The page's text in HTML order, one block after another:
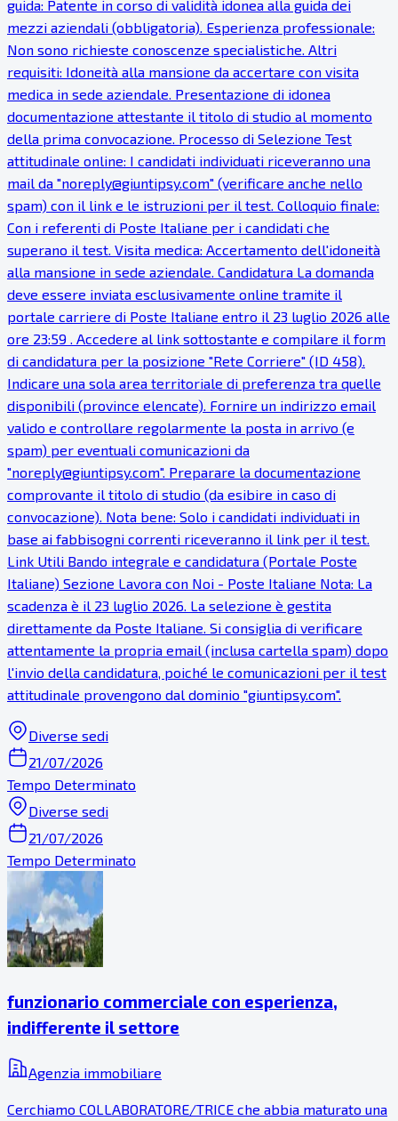
guida: Patente in corso di validità idonea alla guida dei
mezzi aziendali (obbligatoria). Esperienza professionale:
Non sono richieste conoscenze specialistiche. Altri
requisiti: Idoneità alla mansione da accertare con visita
medica in sede aziendale. Presentazione di idonea
documentazione attestante il titolo di studio al momento
della prima convocazione. Processo di Selezione Test
attitudinale online: I candidati individuati riceveranno una
mail da "noreply@giuntipsy.com" (verificare anche nello
spam) con il link e le istruzioni per il test. Colloquio finale:
Con i referenti di Poste Italiane per i candidati che
superano il test. Visita medica: Accertamento dell'idoneità
alla mansione in sede aziendale. Candidatura La domanda
deve essere inviata esclusivamente online tramite il
portale carriere di Poste Italiane entro il 23 luglio 2026 alle
ore 23:59 . Accedere al link sottostante e compilare il form
di candidatura per la posizione "Rete Corriere" (ID 458).
Indicare una sola area territoriale di preferenza tra quelle
disponibili (province elencate). Fornire un indirizzo email
valido e controllare regolarmente la posta in arrivo (e
spam) per eventuali comunicazioni da
"noreply@giuntipsy.com". Preparare la documentazione
comprovante il titolo di studio (da esibire in caso di
convocazione). Nota bene: Solo i candidati individuati in
base ai fabbisogni correnti riceveranno il link per il test.
Link Utili Bando integrale e candidatura (Portale Poste
Italiane) Sezione Lavora con Noi - Poste Italiane Nota: La
scadenza è il 23 luglio 2026. La selezione è gestita
direttamente da Poste Italiane. Si consiglia di verificare
attentamente la propria email (inclusa cartella spam) dopo
l'invio della candidatura, poiché le comunicazioni per il test
attitudinale provengono dal dominio "giuntipsy.com".
Diverse sedi
21/07/2026
Tempo Determinato
Diverse sedi
21/07/2026
Tempo Determinato
funzionario commerciale con esperienza,
indifferente il settore
Agenzia immobiliare
Cerchiamo COLLABORATORE/TRICE che abbia maturato una